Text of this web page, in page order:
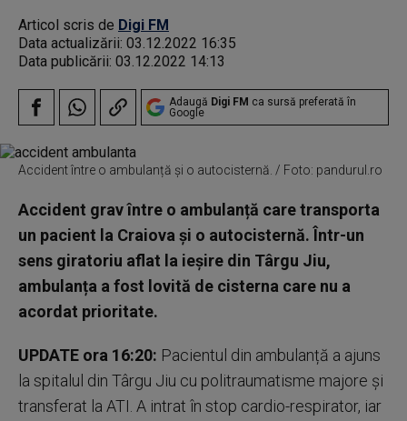
Articol scris de Digi FM
Data actualizării: 03.12.2022 16:35
Data publicării: 03.12.2022 14:13
Adaugă Digi FM ca sursă preferată în
Google
Accident între o ambulanță și o autocisternă. / Foto: pandurul.ro
Accident grav între o ambulanță care transporta
un pacient la Craiova și o autocisternă. Într-un
sens giratoriu aflat la ieșire din Târgu Jiu,
ambulanța a fost lovită de cisterna care nu a
acordat prioritate.
UPDATE ora 16:20: Pacientul din ambulanță a ajuns
la spitalul din Târgu Jiu cu politraumatisme majore și
transferat la ATI. A intrat în stop cardio-respirator, iar